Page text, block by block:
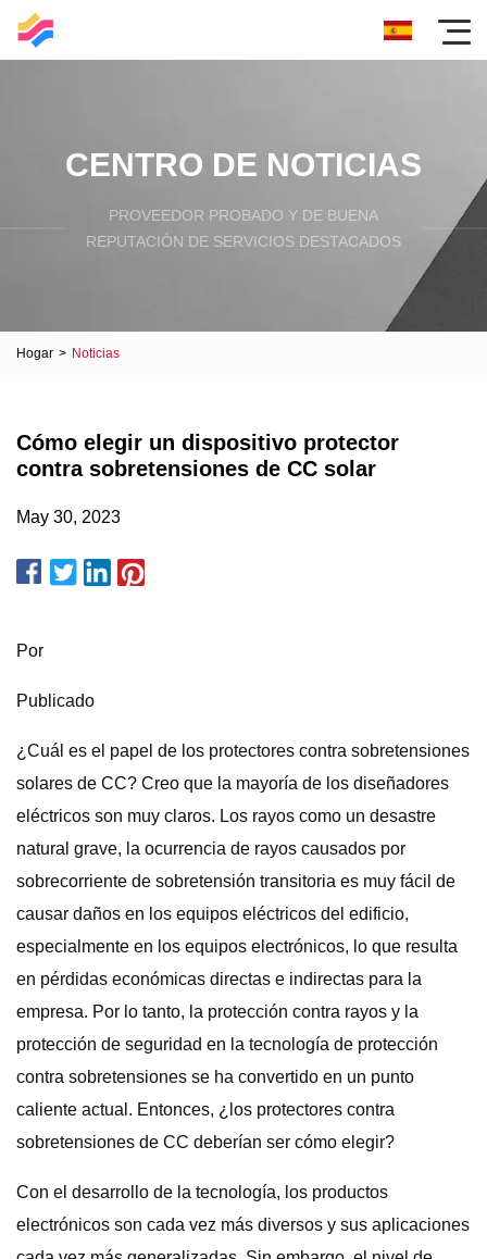
CENTRO DE NOTICIAS
PROVEEDOR PROBADO Y DE BUENA
REPUTACIÓN DE SERVICIOS DESTACADOS
Hogar > Noticias
Cómo elegir un dispositivo protector
contra sobretensiones de CC solar
May 30, 2023
Por
Publicado
¿Cuál es el papel de los protectores contra sobretensiones
solares de CC? Creo que la mayoría de los diseñadores
eléctricos son muy claros. Los rayos como un desastre
natural grave, la ocurrencia de rayos causados ​​por
sobrecorriente de sobretensión transitoria es muy fácil de
causar daños en los equipos eléctricos del edificio,
especialmente en los equipos electrónicos, lo que resulta
en pérdidas económicas directas e indirectas para la
empresa. Por lo tanto, la protección contra rayos y la
protección de seguridad en la tecnología de protección
contra sobretensiones se ha convertido en un punto
caliente actual. Entonces, ¿los protectores contra
sobretensiones de CC deberían ser cómo elegir?
Con el desarrollo de la tecnología, los productos
electrónicos son cada vez más diversos y sus aplicaciones